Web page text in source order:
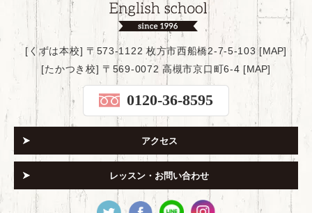
[くずは本校] 〒573-1122 枚方市西船橋2-7-5-103 [MAP]
[たかつき校] 〒569-0072 高槻市京口町6-4 [MAP]
0120-36-8595
アクセス
レッスン・お問い合わせ